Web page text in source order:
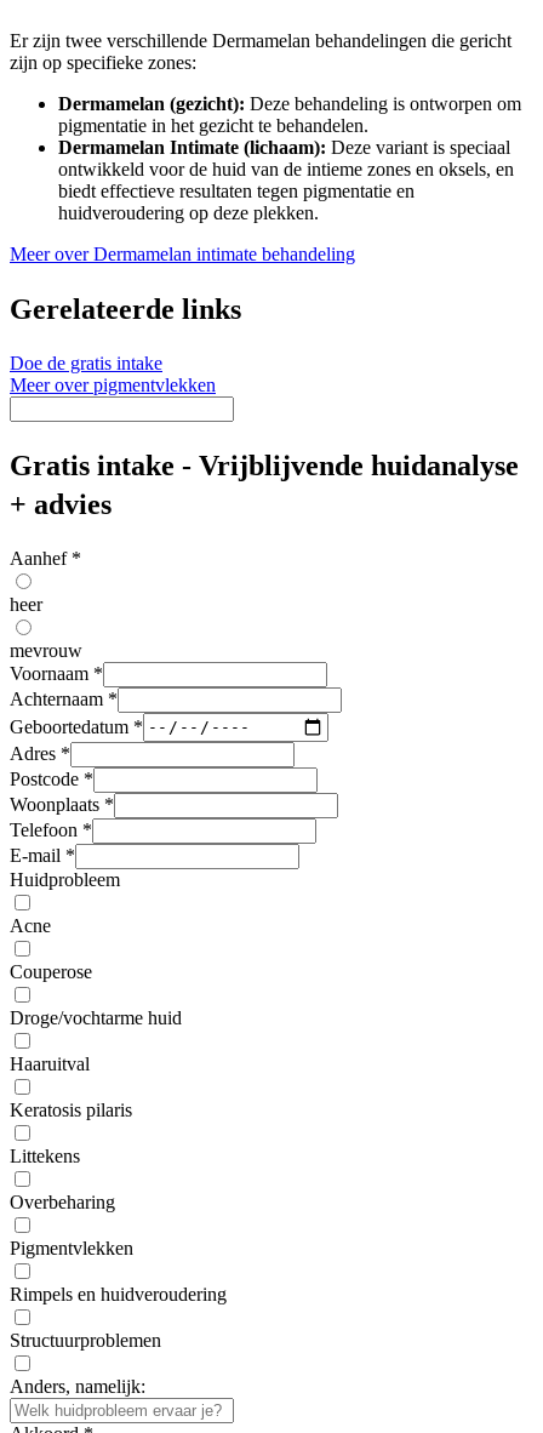
Er zijn twee verschillende Dermamelan behandelingen die gericht
zijn op specifieke zones:
Dermamelan (gezicht): Deze behandeling is ontworpen om
pigmentatie in het gezicht te behandelen.
Dermamelan Intimate (lichaam): Deze variant is speciaal
ontwikkeld voor de huid van de intieme zones en oksels, en
biedt effectieve resultaten tegen pigmentatie en
huidveroudering op deze plekken.
Meer over Dermamelan intimate behandeling
Gerelateerde links
Doe de gratis intake
Meer over pigmentvlekken
Gratis intake - Vrijblijvende huidanalyse
+ advies
Aanhef *
heer
mevrouw
Voornaam *
Achternaam *
Geboortedatum *
Adres *
Postcode *
Woonplaats *
Telefoon *
E-mail *
Huidprobleem
Acne
Couperose
Droge/vochtarme huid
Haaruitval
Keratosis pilaris
Littekens
Overbeharing
Pigmentvlekken
Rimpels en huidveroudering
Structuurproblemen
Anders, namelijk: